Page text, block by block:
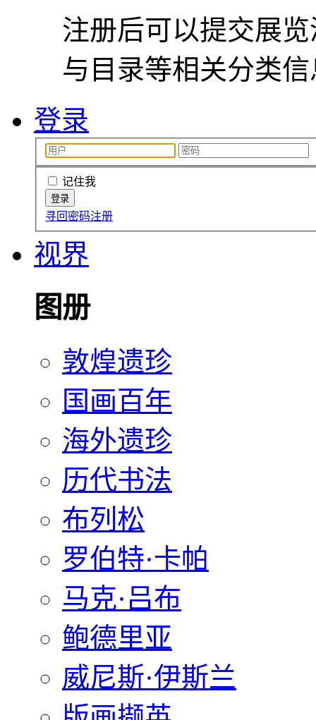
注册后可以提交展
与目录等相关分类
登录
记住我
寻回密码注册
视界
图册
敦煌遗珍
国画百年
海外遗珍
历代书法
布列松
罗伯特·卡帕
马克·吕布
鲍德里亚
威尼斯·伊斯兰